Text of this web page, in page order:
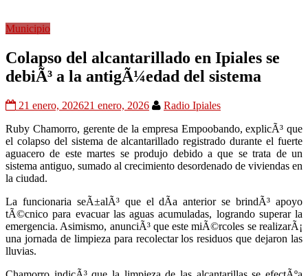
Municipio
Colapso del alcantarillado en Ipiales se
debiÃ³ a la antigÃ¼edad del sistema
21 enero, 202621 enero, 2026
Radio Ipiales
Ruby Chamorro, gerente de la empresa Empoobando, explicÃ³ que
el colapso del sistema de alcantarillado registrado durante el fuerte
aguacero de este martes se produjo debido a que se trata de un
sistema antiguo, sumado al crecimiento desordenado de viviendas en
la ciudad.
La funcionaria seÃ±alÃ³ que el dÃ­a anterior se brindÃ³ apoyo
tÃ©cnico para evacuar las aguas acumuladas, logrando superar la
emergencia. Asimismo, anunciÃ³ que este miÃ©rcoles se realizarÃ¡
una jornada de limpieza para recolectar los residuos que dejaron las
lluvias.